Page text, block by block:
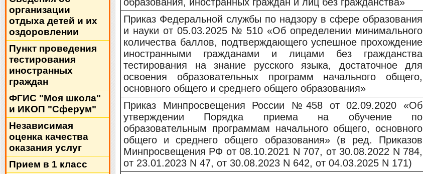
организации
отдыха детей и их
оздоровлении
Пункт проведения
тестирования
иностранных
граждан
ФГИС "Моя школа"
и ИКОП "Сферум"
Независимая
оценка качества
оказания услуг
Прием в 1 класс
Приказ Федеральной службы по надзору в сфере образования
и науки от 05.03.2025 № 510 «Об определении минимального
количества баллов, подтверждающего успешное прохождение
иностранными гражданами и лицами без гражданства
тестирования на знание русского языка, достаточное для
освоения образовательных программ начального общего,
основного общего и среднего общего образования»
Приказ Минпросвещения России №458 от 02.09.2020 «Об
утверждении Порядка приема на обучение по
образовательным программам начального общего, основного
общего и среднего общего образования» (в ред. Приказов
Минпросвещения РФ от 08.10.2021 N 707, от 30.08.2022 N 784,
от 23.01.2023 N 47, от 30.08.2023 N 642, от 04.03.2025 N 171)